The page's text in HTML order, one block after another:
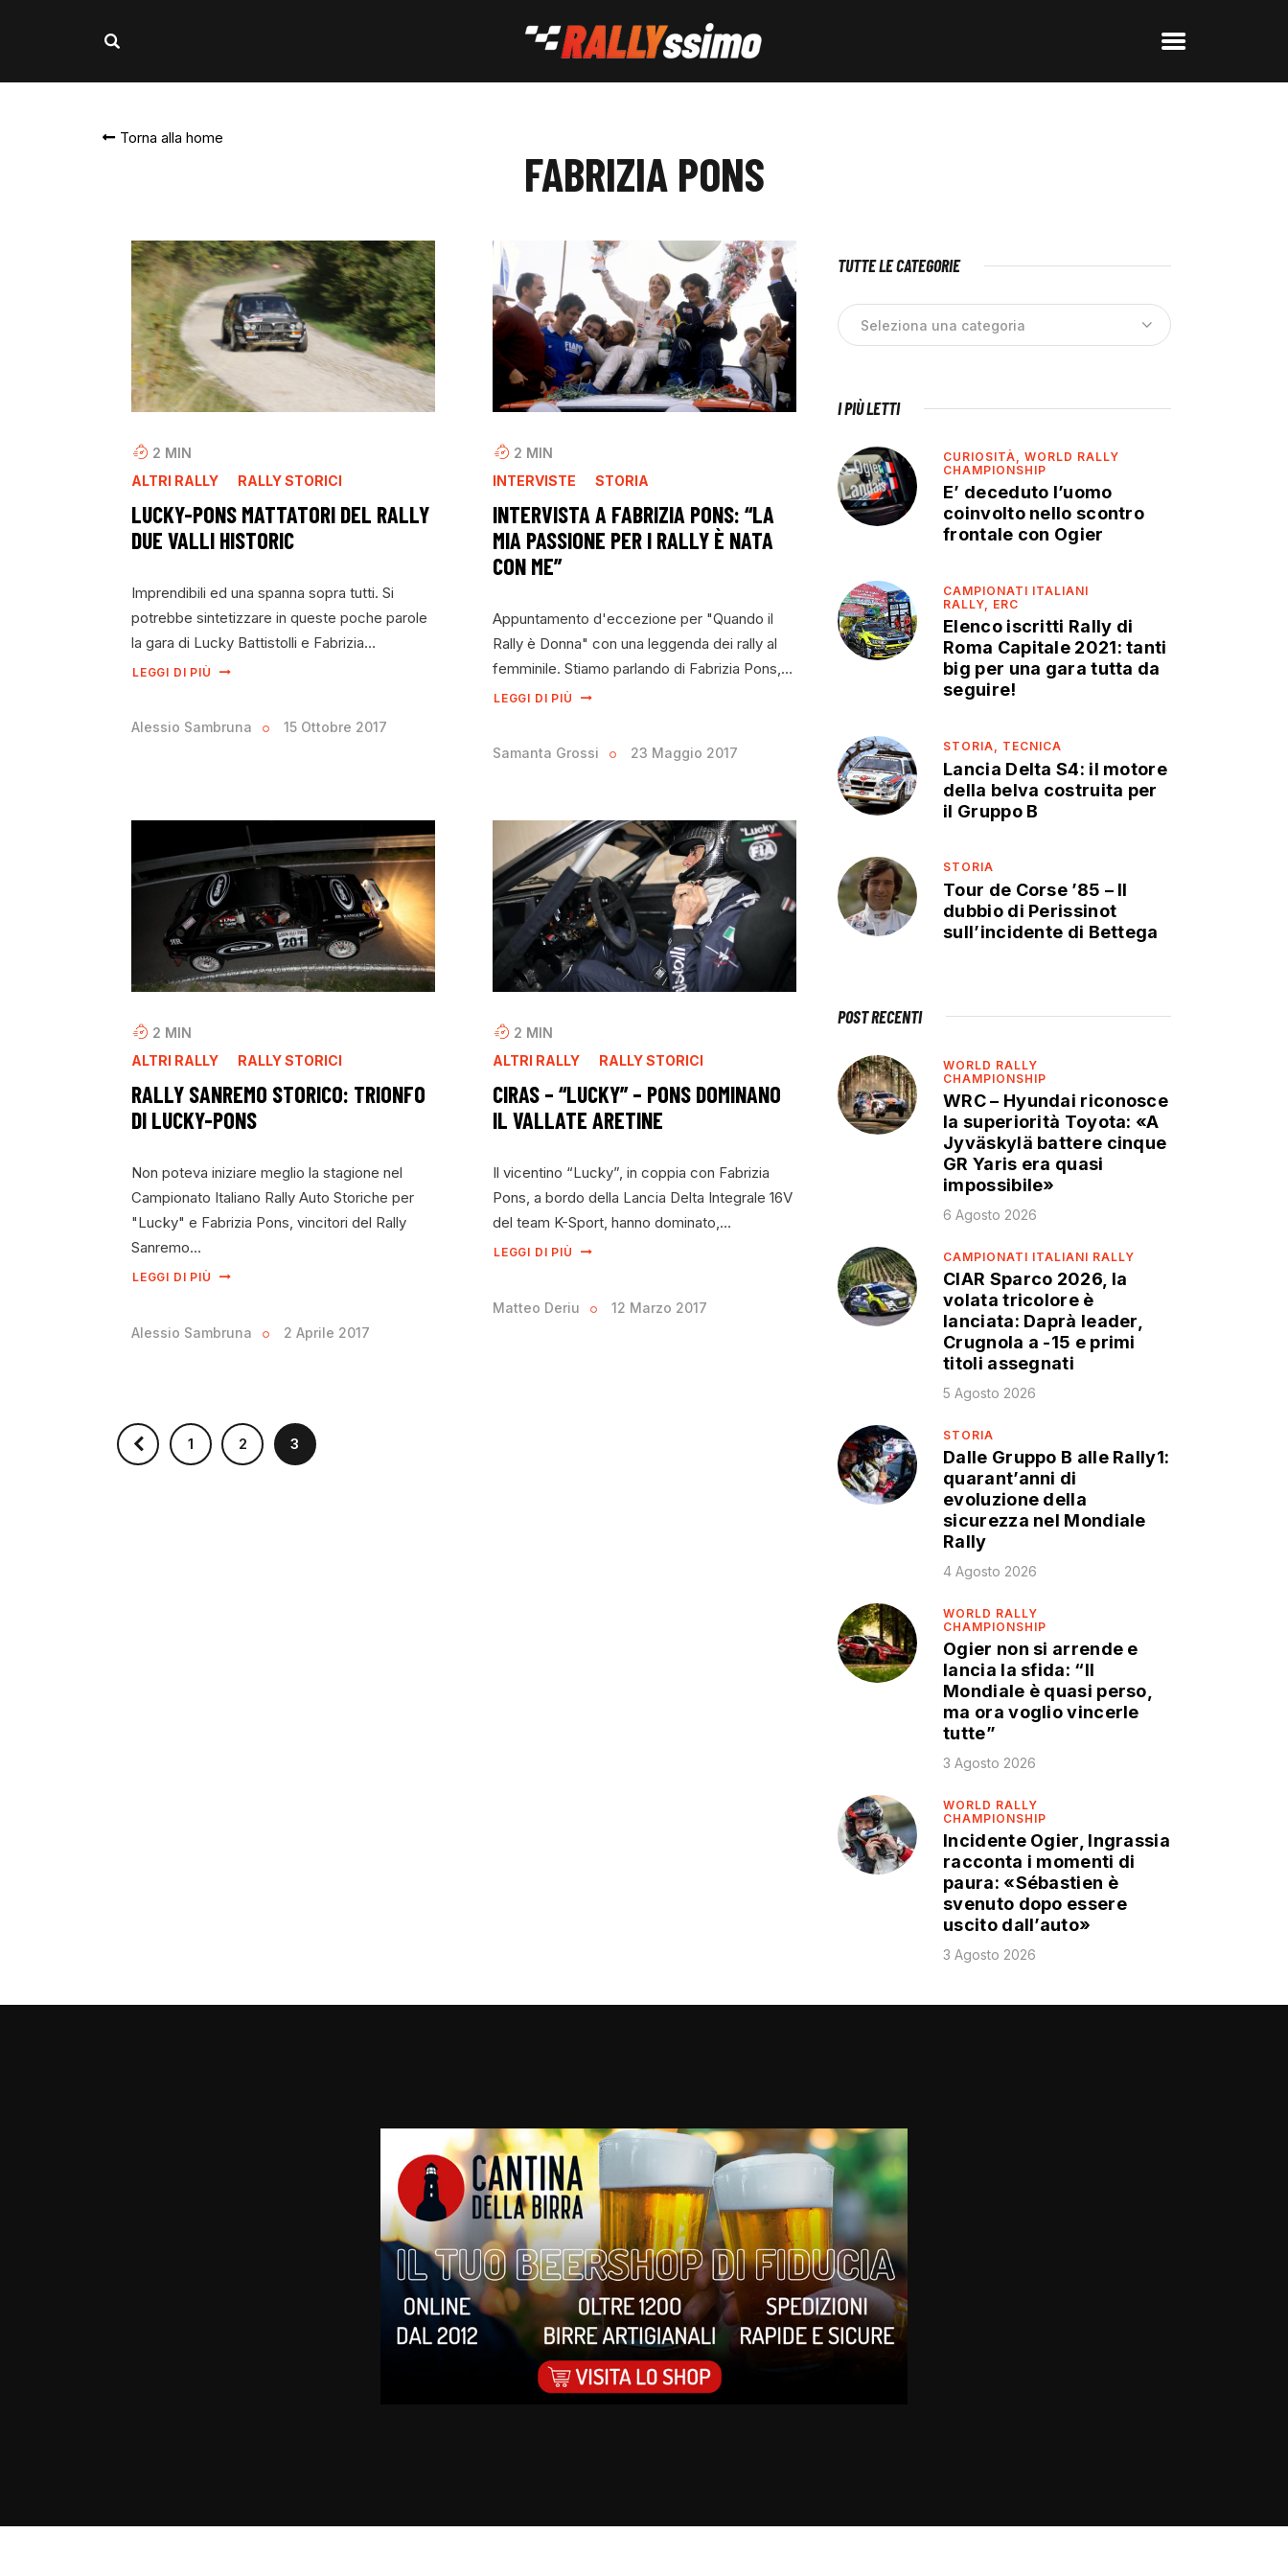
Torna alla home
FABRIZIA PONS
2 MIN
ALTRI RALLY
RALLY STORICI
LUCKY-PONS MATTATORI DEL RALLY
DUE VALLI HISTORIC
Imprendibili ed una spanna sopra tutti. Si
potrebbe sintetizzare in queste poche parole
la gara di Lucky Battistolli e Fabrizia…
LEGGI DI PIÙ
Alessio Sambruna 15 Ottobre 2017
2 MIN
INTERVISTE
STORIA
INTERVISTA A FABRIZIA PONS: “LA
MIA PASSIONE PER I RALLY È NATA
CON ME”
Appuntamento d'eccezione per "Quando il
Rally è Donna" con una leggenda dei rally al
femminile. Stiamo parlando di Fabrizia Pons,…
LEGGI DI PIÙ
Samanta Grossi 23 Maggio 2017
2 MIN
ALTRI RALLY
RALLY STORICI
RALLY SANREMO STORICO: TRIONFO
DI LUCKY-PONS
Non poteva iniziare meglio la stagione nel
Campionato Italiano Rally Auto Storiche per
"Lucky" e Fabrizia Pons, vincitori del Rally
Sanremo…
LEGGI DI PIÙ
Alessio Sambruna 2 Aprile 2017
2 MIN
ALTRI RALLY
RALLY STORICI
CIRAS – “LUCKY” – PONS DOMINANO
IL VALLATE ARETINE
Il vicentino “Lucky”, in coppia con Fabrizia
Pons, a bordo della Lancia Delta Integrale 16V
del team K-Sport, hanno dominato,…
LEGGI DI PIÙ
Matteo Deriu 12 Marzo 2017
1 2 3
TUTTE LE CATEGORIE
I PIÙ LETTI
CURIOSITÀ,WORLD RALLY
CHAMPIONSHIP
E’ deceduto l’uomo
coinvolto nello scontro
frontale con Ogier
CAMPIONATI ITALIANI
RALLY, ERC
Elenco iscritti Rally di
Roma Capitale 2021: tanti
big per una gara tutta da
seguire!
STORIA, TECNICA
Lancia Delta S4: il motore
della belva costruita per
il Gruppo B
STORIA
Tour de Corse ’85 – Il
dubbio di Perissinot
sull’incidente di Bettega
POST RECENTI
WORLD RALLY
CHAMPIONSHIP
WRC – Hyundai riconosce
la superiorità Toyota: «A
Jyväskylä battere cinque
GR Yaris era quasi
impossibile»
6 Agosto 2026
CAMPIONATI ITALIANI RALLY
CIAR Sparco 2026, la
volata tricolore è
lanciata: Daprà leader,
Crugnola a -15 e primi
titoli assegnati
5 Agosto 2026
STORIA
Dalle Gruppo B alle Rally1:
quarant’anni di
evoluzione della
sicurezza nel Mondiale
Rally
4 Agosto 2026
WORLD RALLY
CHAMPIONSHIP
Ogier non si arrende e
lancia la sfida: “Il
Mondiale è quasi perso,
ma ora voglio vincerle
tutte”
3 Agosto 2026
WORLD RALLY
CHAMPIONSHIP
Incidente Ogier, Ingrassia
racconta i momenti di
paura: «Sébastien è
svenuto dopo essere
uscito dall’auto»
3 Agosto 2026